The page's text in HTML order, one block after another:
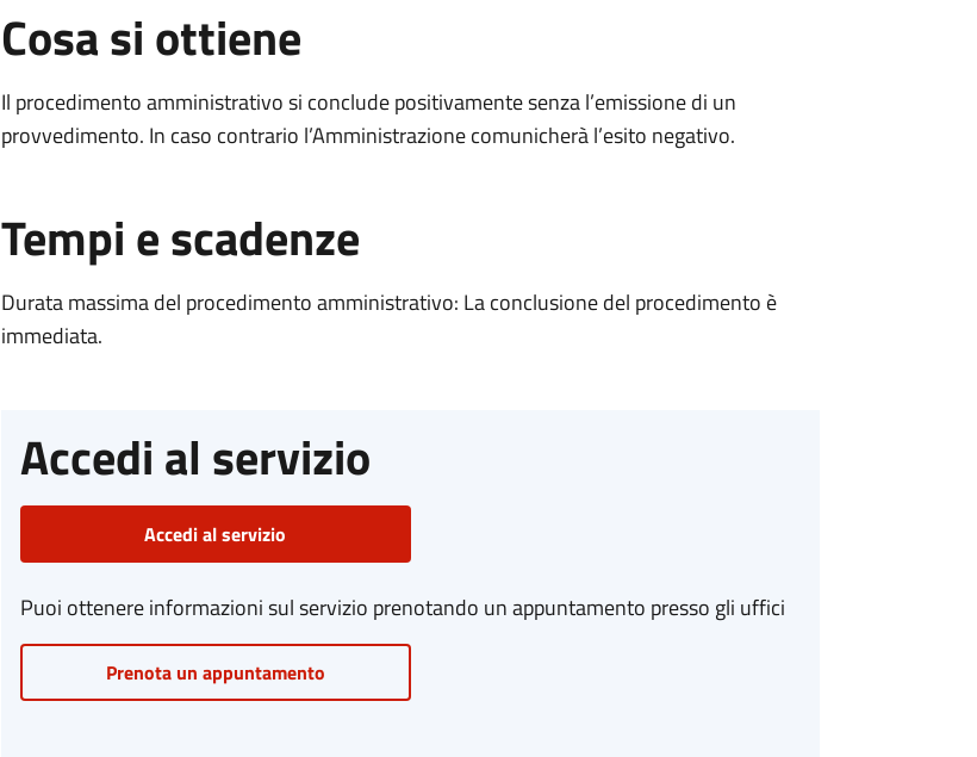
Cosa si ottiene
Il procedimento amministrativo si conclude positivamente senza l’emissione di un
provvedimento. In caso contrario l’Amministrazione comunicherà l’esito negativo.
Tempi e scadenze
Durata massima del procedimento amministrativo: La conclusione del procedimento è
immediata.
Accedi al servizio
Accedi al servizio
Puoi ottenere informazioni sul servizio prenotando un appuntamento presso gli uffici
Prenota un appuntamento